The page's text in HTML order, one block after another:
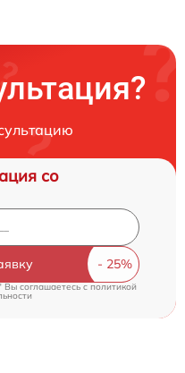
со
Вы соглашаетесь cполитикой